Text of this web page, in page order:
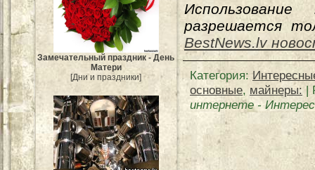
Замечательный праздник - День
Матери
[Дни и праздники]
разрешается
BestNews.lv
Категория:
основные, майнеры: |
интернете-